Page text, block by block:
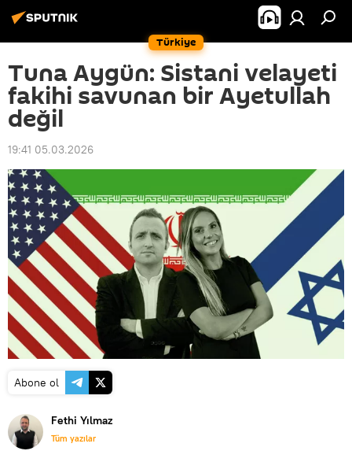
Türkiye
Tuna Aygün: Sistani velayeti
fakihi savunan bir Ayetullah
değil
19:41 05.03.2026
Abone ol
Fethi Yılmaz
Tüm yazılar